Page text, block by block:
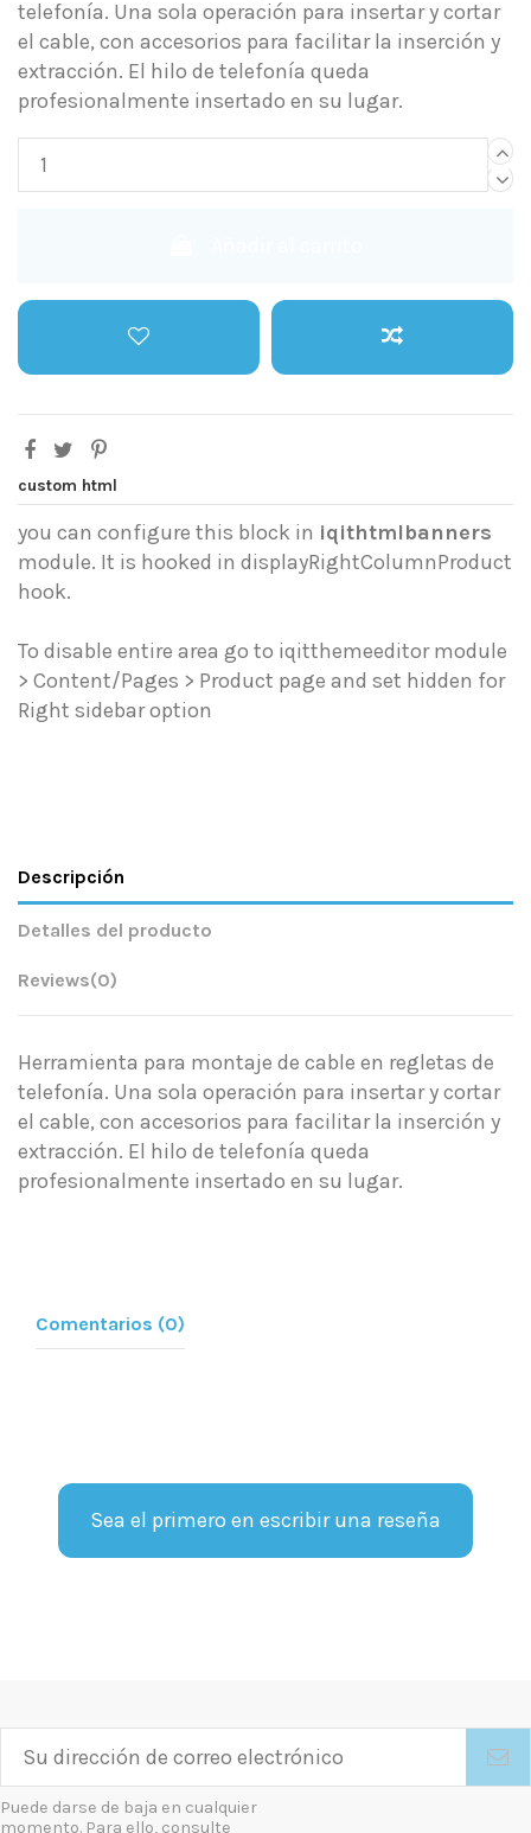
telefonía. Una sola operación para insertar y cortar
el cable, con accesorios para facilitar la inserción y
extracción. El hilo de telefonía queda
profesionalmente insertado en su lugar.
custom html
you can configure this block in iqithtmlbanners
module. It is hooked in displayRightColumnProduct
hook.
To disable entire area go to iqitthemeeditor module
> Content/Pages > Product page and set hidden for
Right sidebar option
Descripción
Detalles del producto
Reviews(0)
Herramienta para montaje de cable en regletas de
telefonía. Una sola operación para insertar y cortar
el cable, con accesorios para facilitar la inserción y
extracción. El hilo de telefonía queda
profesionalmente insertado en su lugar.
Comentarios (0)
Sea el primero en escribir una reseña
Puede darse de baja en cualquier
momento. Para ello, consulte